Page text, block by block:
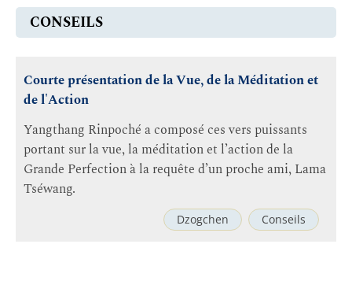
CONSEILS
Courte présentation de la Vue, de la Méditation et
de l'Action
Yangthang Rinpoché a composé ces vers puissants
portant sur la vue, la méditation et l’action de la
Grande Perfection à la requête d’un proche ami, Lama
Tséwang.
Dzogchen Conseils